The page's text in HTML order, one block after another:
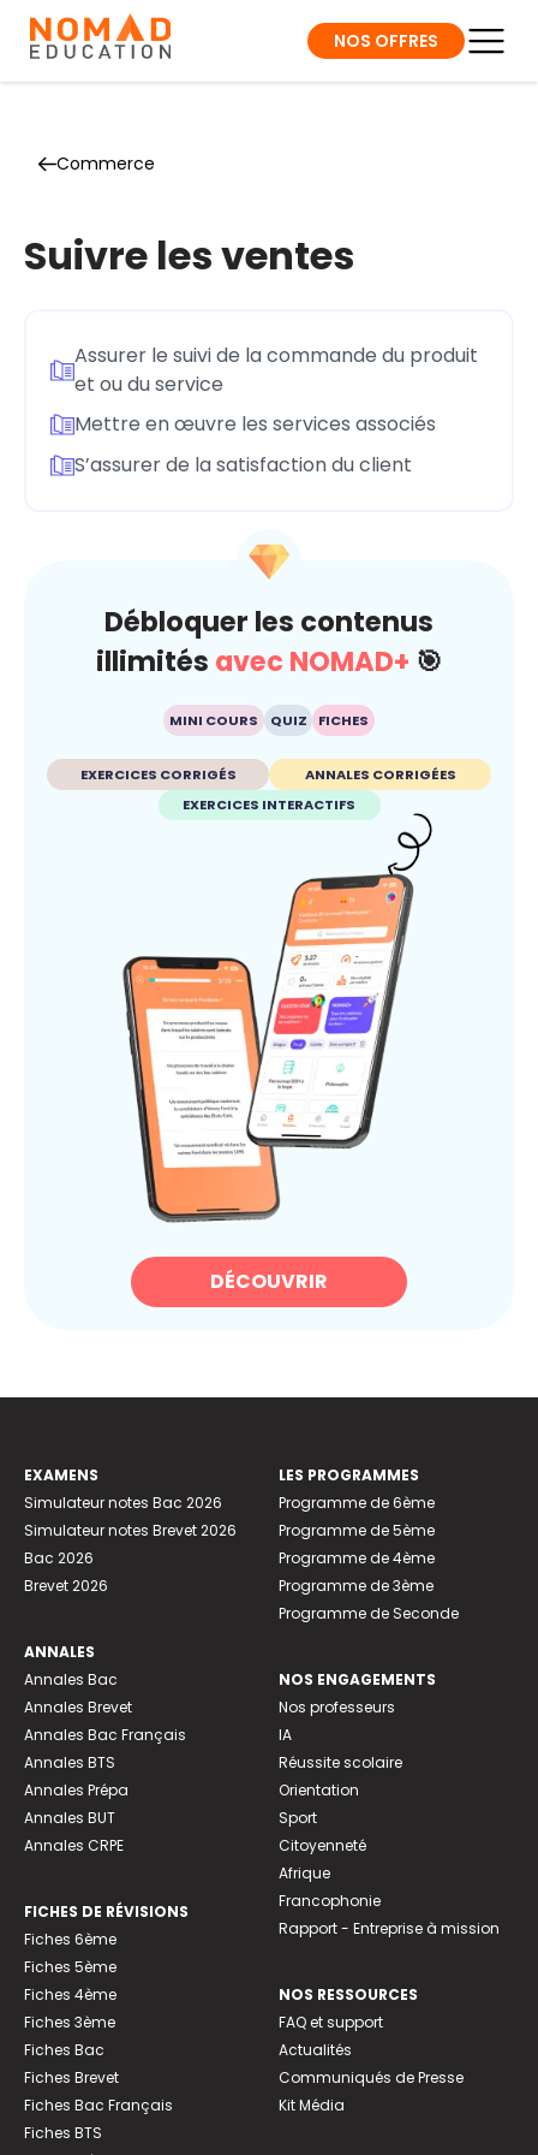
NOS OFFRES
Commerce
Suivre les ventes
Assurer le suivi de la commande du produit
et ou du service
Mettre en œuvre les services associés
S’assurer de la satisfaction du client
Débloquer les contenus
illimités avec NOMAD+ 🎯
MINI COURS QUIZ FICHES
EXERCICES CORRIGÉS
ANNALES CORRIGÉES
EXERCICES INTERACTIFS
DÉCOUVRIR
EXAMENS
Simulateur notes Bac 2026
Simulateur notes Brevet 2026
Bac 2026
Brevet 2026
ANNALES
Annales Bac
Annales Brevet
Annales Bac Français
Annales BTS
Annales Prépa
Annales BUT
Annales CRPE
FICHES DE RÉVISIONS
Fiches 6ème
Fiches 5ème
Fiches 4ème
Fiches 3ème
Fiches Bac
Fiches Brevet
Fiches Bac Français
Fiches BTS
LES PROGRAMMES
Programme de 6ème
Programme de 5ème
Programme de 4ème
Programme de 3ème
Programme de Seconde
NOS ENGAGEMENTS
Nos professeurs
IA
Réussite scolaire
Orientation
Sport
Citoyenneté
Afrique
Francophonie
Rapport - Entreprise à mission
NOS RESSOURCES
FAQ et support
Actualités
Communiqués de Presse
Kit Média